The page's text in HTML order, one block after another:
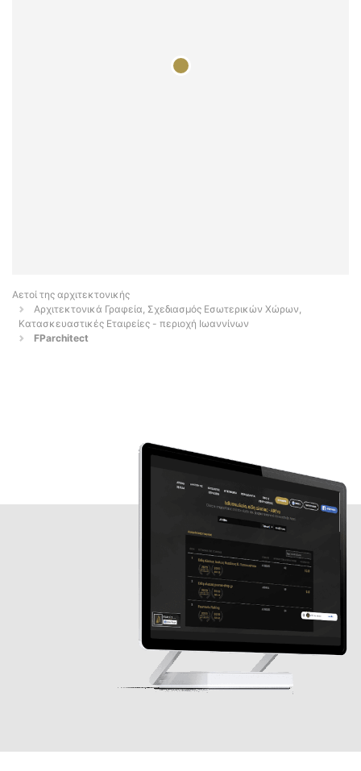
Αετοί της αρχιτεκτονικής
Αρχιτεκτονικά Γραφεία, Σχεδιασμός Εσωτερικών Χώρων,
Κατασκευαστικές Εταιρείες - περιοχή Ιωαννίνων
FParchitect